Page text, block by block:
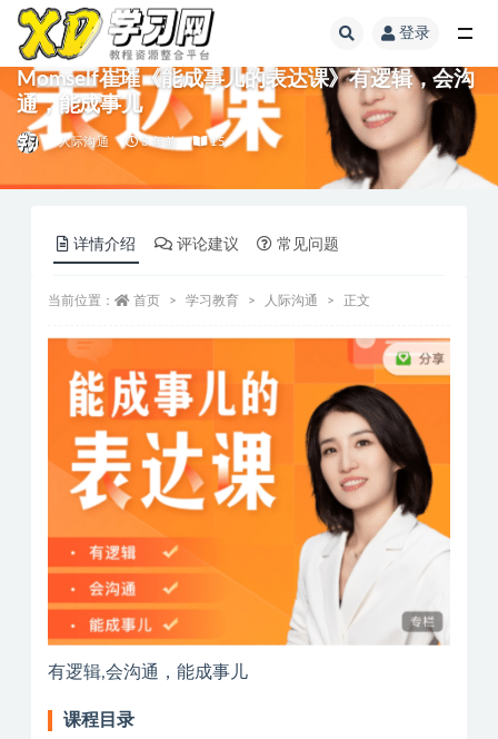
登录
Momself崔璀《能成事儿的表达课》有逻辑，会沟
通，能成事儿
人际沟通 3 年前 15
详情介绍 评论建议 常见问题
当前位置： 首页 学习教育 人际沟通 正文
有逻辑,会沟通，能成事儿
课程目录